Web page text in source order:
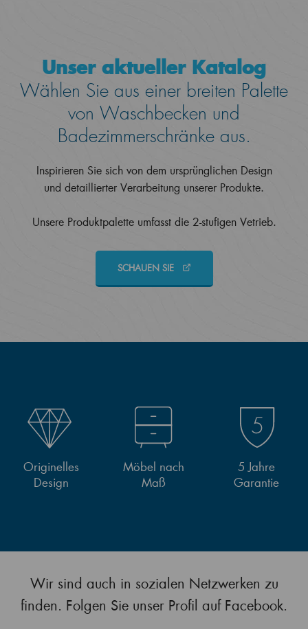
Unser aktueller Katalog
Wählen Sie aus einer breiten Palette
von Waschbecken und
Badezimmerschränke aus.
Inspirieren Sie sich von dem ursprünglichen Design
und detaillierter Verarbeitung unserer Produkte.
Unsere Produktpalette umfasst die 2-stufigen Vetrieb.
SCHAUEN SIE
Originelles
Design
Möbel nach
Maß
5 Jahre
Garantie
Wir sind auch in sozialen Netzwerken zu
finden. Folgen Sie unser Profil auf Facebook.